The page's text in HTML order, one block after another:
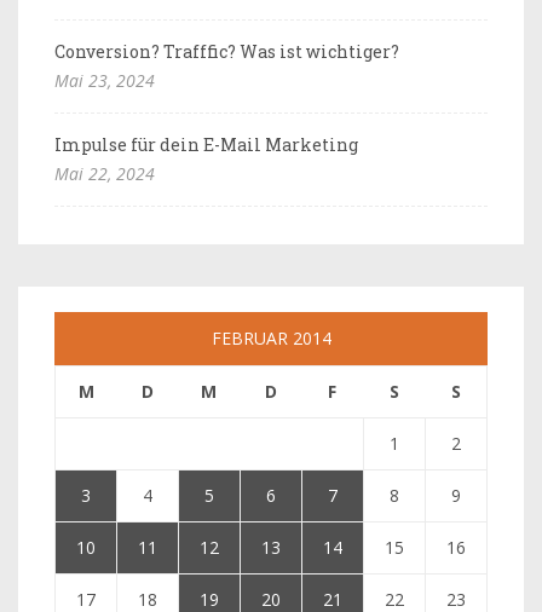
Conversion? Trafffic? Was ist wichtiger?
Mai 23, 2024
Impulse für dein E-Mail Marketing
Mai 22, 2024
FEBRUAR 2014
M D M D F S S
1 2
3 4 5 6 7 8 9
10 11 12 13 14 15 16
17 18 19 20 21 22 23